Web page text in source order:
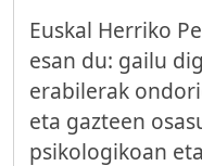
Euskal Herriko
esan du: gailu
erabilerak
eta gazteen
psikologikoan